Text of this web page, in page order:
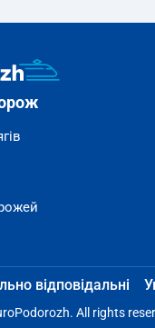
відповідальні
All rights